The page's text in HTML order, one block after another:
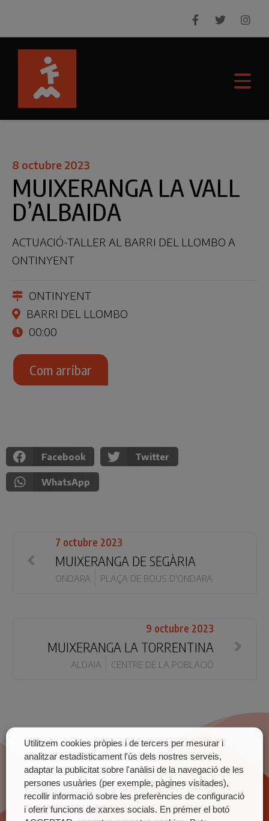
8 octubre 2023
MUIXERANGA LA VALL
D’ALBAIDA
ACTUACIÓ-TALLER AL BARRI DEL LLOMBO A
ONTINYENT
ONTINYENT
BARRI DEL LLOMBO
00:00
Com arribar
Facebook Twitter
WhatsApp
7 octubre 2023
MUIXERANGA DE SEGÀRIA
ONDARA PLAÇA DE BOUS D'ONDARA
9 octubre 2023
MUIXERANGA LA TORRENTINA
ALDAIA CENTRE DE LA POBLACIÓ
Utilitzem cookies pròpies i de tercers per mesurar i
analitzar estadísticament l'ús dels nostres serveis,
adaptar la publicitat sobre l'anàlisi de la navegació de les
persones usuàries (per exemple, pàgines visitades),
recollir informació sobre les preferències de configuració
i oferir funcions de xarxes socials. En prémer el botó